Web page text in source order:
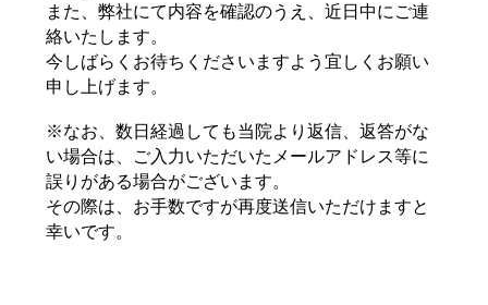
また、弊社にて内容を確認のうえ、近日中にご連
絡いたします。
今しばらくお待ちくださいますよう宜しくお願い
申し上げます。
※なお、数日経過しても当院より返信、返答がな
い場合は、ご入力いただいたメールアドレス等に
誤りがある場合がございます。
その際は、お手数ですが再度送信いただけますと
幸いです。